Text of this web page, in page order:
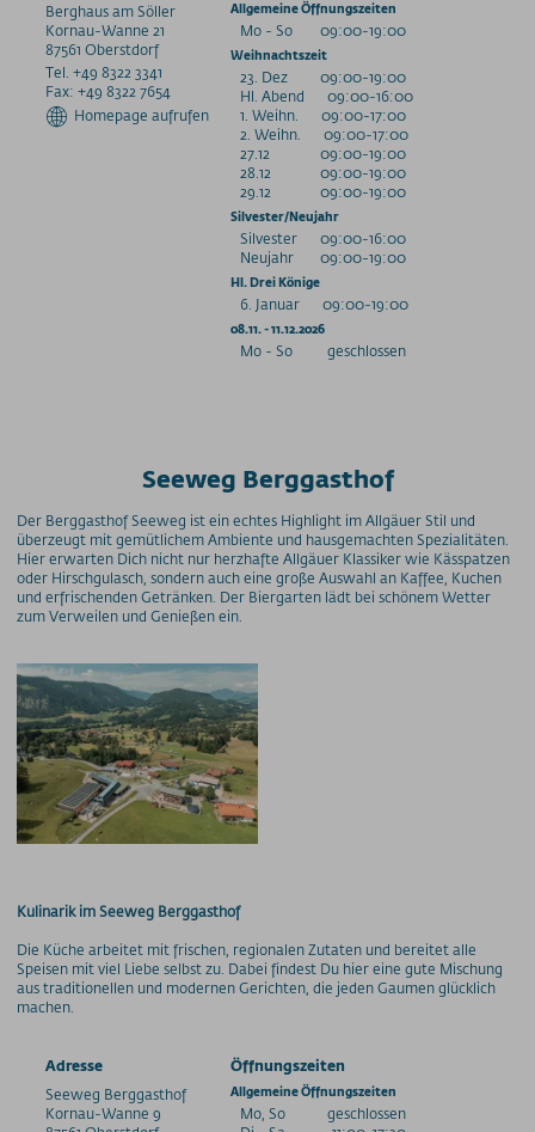
Berghaus am Söller
Kornau-Wanne 21
87561 Oberstdorf
Tel. +49 8322 3341
Fax: +49 8322 7654
Homepage aufrufen
Allgemeine Öffnungszeiten
Mo - So 09:00-19:00
Weihnachtszeit
23. Dez
09:00-19:00
Hl. Abend
09:00-16:00
1. Weihn.
09:00-17:00
2. Weihn.
09:00-17:00
27.12
09:00-19:00
28.12
09:00-19:00
29.12
09:00-19:00
Silvester/Neujahr
Silvester
09:00-16:00
Neujahr
09:00-19:00
Hl. Drei Könige
6. Januar 09:00-19:00
08.11. - 11.12.2026
Mo - So geschlossen
Seeweg Berggasthof
Der Berggasthof Seeweg ist ein echtes Highlight im Allgäuer Stil und
überzeugt mit gemütlichem Ambiente und hausgemachten Spezialitäten.
Hier erwarten Dich nicht nur herzhafte Allgäuer Klassiker wie Kässpatzen
oder Hirschgulasch, sondern auch eine große Auswahl an Kaffee, Kuchen
und erfrischenden Getränken. Der Biergarten lädt bei schönem Wetter
zum Verweilen und Genießen ein.
Kulinarik im Seeweg Berggasthof
Die Küche arbeitet mit frischen, regionalen Zutaten und bereitet alle
Speisen mit viel Liebe selbst zu. Dabei findest Du hier eine gute Mischung
aus traditionellen und modernen Gerichten, die jeden Gaumen glücklich
machen.
Adresse
Seeweg Berggasthof
Kornau-Wanne 9
Öffnungszeiten
Allgemeine Öffnungszeiten
Mo, So
geschlossen